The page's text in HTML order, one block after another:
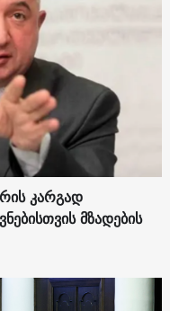
კარგად
მზადების